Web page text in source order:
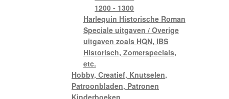
1200 - 1300
Harlequin Historische Roman
Speciale uitgaven / Overige
uitgaven zoals HQN, IBS
Historisch, Zomerspecials,
etc.
Hobby, Creatief, Knutselen,
Patroonbladen, Patronen
Kinderboeken